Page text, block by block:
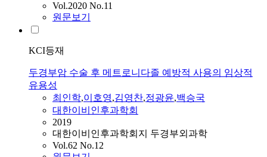
Vol.2020 No.11
원문보기
KCI등재
두경부암 수술 후 메트로니다졸 예방적 사용의 임상적
유용성
최인학,이호영,김영찬,정광윤,백승국
대한이비인후과학회
2019
대한이비인후과학회지 두경부외과학
Vol.62 No.12